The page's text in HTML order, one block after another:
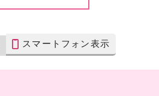
スマートフォン表示